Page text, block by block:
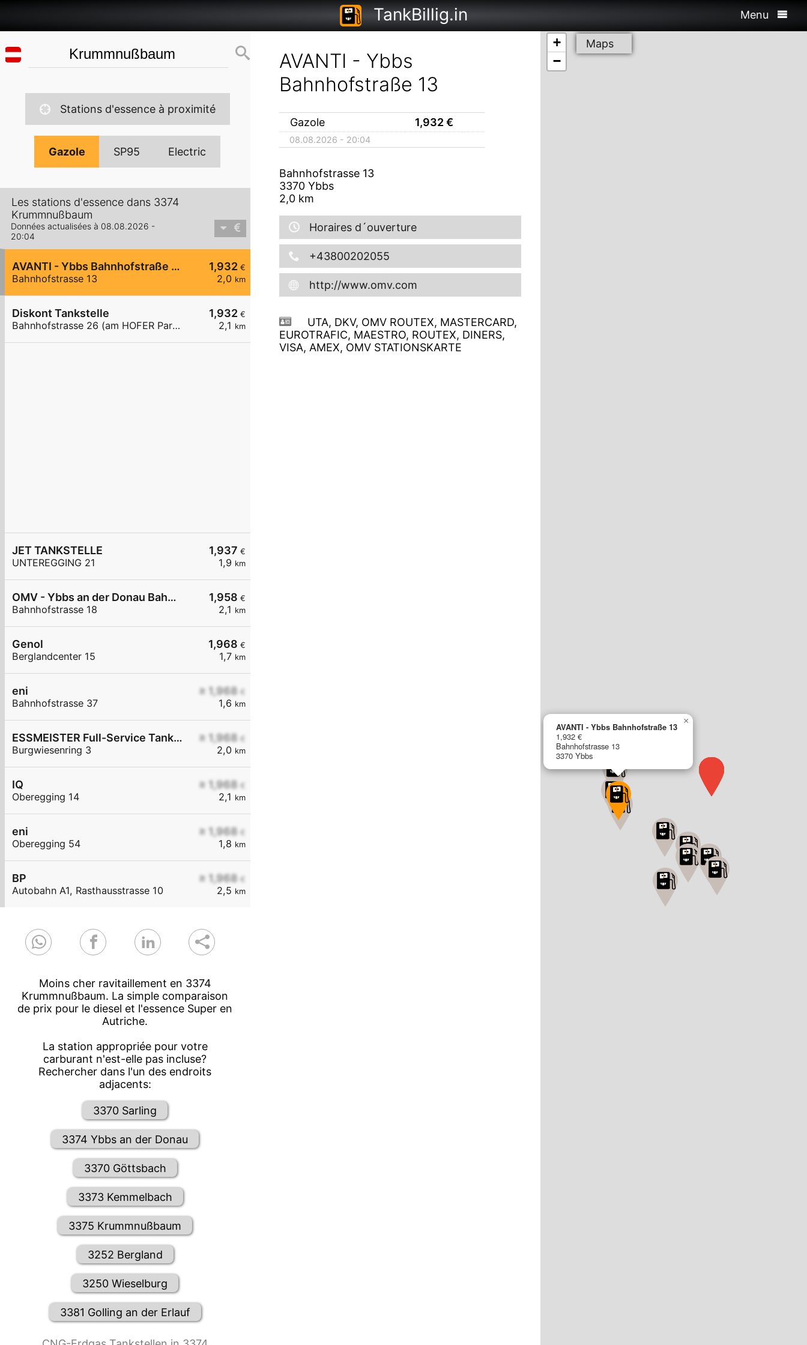
TankBillig.in Menu
Stations d'essence à proximité
Gazole SP95 Electric
Les stations d'essence dans 3374
Krummnußbaum
Données actualisées à 08.08.2026 -
20:04
1,932 €
2,0 km
AVANTI - Ybbs Bahnhofstraße 13
Bahnhofstrasse 13
1,932 €
2,1 km
Diskont Tankstelle
Bahnhofstrasse 26 (am HOFER Parkplatz)
1,937 €
1,9 km
JET TANKSTELLE
UNTEREGGING 21
1,958 €
2,1 km
OMV - Ybbs an der Donau Bahnhofstraße 18
Bahnhofstrasse 18
1,968 €
1,7 km
Genol
Berglandcenter 15
≥ 1,968 €
1,6 km
eni
Bahnhofstrasse 37
≥ 1,968 €
2,0 km
ESSMEISTER Full-Service Tankstelle
Burgwiesenring 3
≥ 1,968 €
2,1 km
IQ
Oberegging 14
≥ 1,968 €
1,8 km
eni
Oberegging 54
≥ 1,968 €
2,5 km
BP
Autobahn A1, Rasthausstrasse 10
Moins cher ravitaillement en 3374
Krummnußbaum. La simple comparaison
de prix pour le diesel et l'essence Super en
Autriche.
La station appropriée pour votre
carburant n'est-elle pas incluse?
Rechercher dans l'un des endroits
adjacents:
3370 Sarling
3374 Ybbs an der Donau
3370 Göttsbach
3373 Kemmelbach
3375 Krummnußbaum
3252 Bergland
3250 Wieselburg
3381 Golling an der Erlauf
AVANTI - Ybbs
Bahnhofstraße 13
Gazole 1,932€
08.08.2026 - 20:04
Bahnhofstrasse 13
3370 Ybbs
2,0km
Horaires d´ouverture
+43800202055
http://www.omv.com
UTA, DKV, OMV ROUTEX, MASTERCARD,
EUROTRAFIC, MAESTRO, ROUTEX, DINERS,
VISA, AMEX, OMV STATIONSKARTE
AVANTI - Ybbs Bahnhofstraße 13
1,932 €
Bahnhofstrasse 13
3370 Ybbs
×
+
−
Maps